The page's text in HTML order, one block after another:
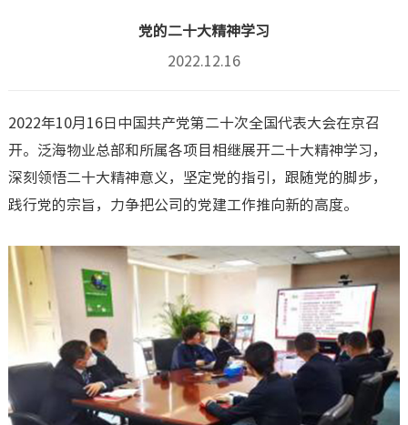
党的二十大精神学习
2022.12.16
2022年10月16日中国共产党第二十次全国代表大会在京召
开。泛海物业总部和所属各项目相继展开二十大精神学习，
深刻领悟二十大精神意义，坚定党的指引，跟随党的脚步，
践行党的宗旨，力争把公司的党建工作推向新的高度。